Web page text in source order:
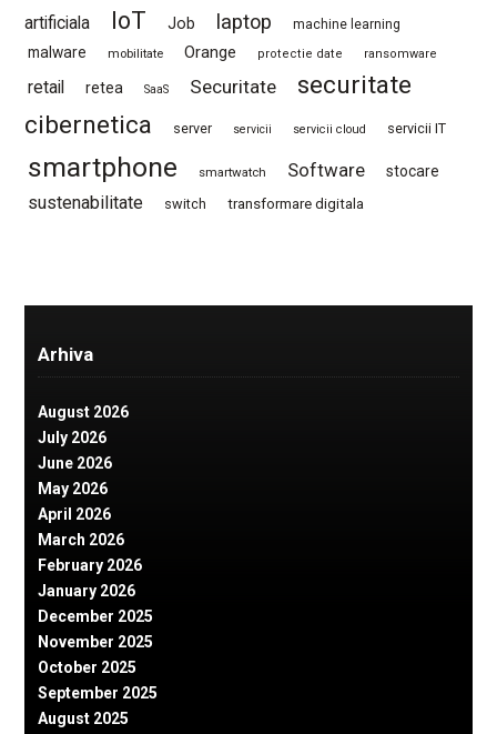
artificiala
IoT Job laptop machine learning
malware mobilitate Orange protectie date ransomware
retail retea SaaS Securitate
securitate
cibernetica
server servicii servicii cloud servicii IT
smartphone smartwatch Software stocare
sustenabilitate switch transformare digitala
Arhiva
August 2026
July 2026
June 2026
May 2026
April 2026
March 2026
February 2026
January 2026
December 2025
November 2025
October 2025
September 2025
August 2025